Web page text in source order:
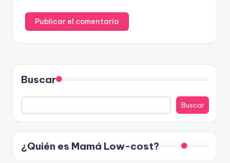
Buscar
Buscar
¿Quién es Mamá Low-cost?